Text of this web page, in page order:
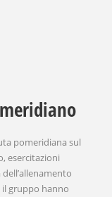
pomeridiana sul
esercitazioni
il gruppo hanno